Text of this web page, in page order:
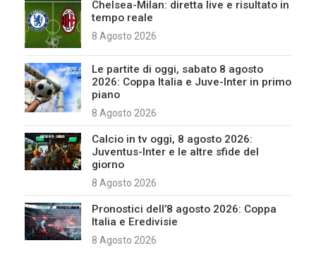
Chelsea-Milan: diretta live e risultato in
tempo reale
8 Agosto 2026
Le partite di oggi, sabato 8 agosto
2026: Coppa Italia e Juve-Inter in primo
piano
8 Agosto 2026
Calcio in tv oggi, 8 agosto 2026:
Juventus-Inter e le altre sfide del
giorno
8 Agosto 2026
Pronostici dell’8 agosto 2026: Coppa
Italia e Eredivisie
8 Agosto 2026